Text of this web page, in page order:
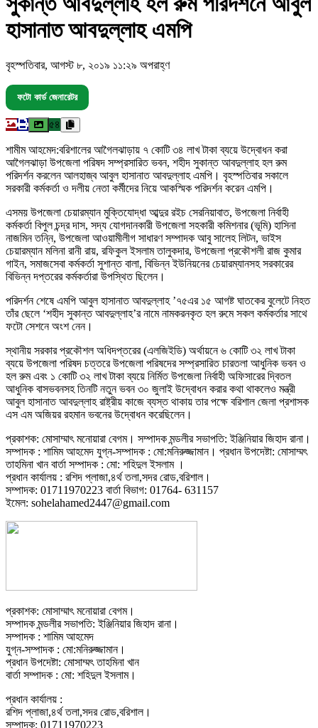
হাসানাত আবদুল্লাহ এমপি
বৃহস্পতিবার, আগস্ট ৮, ২০১৯ ১১:২৯ অপরাহ্ণ
ফটো কার্ড জেনারেটর
৫৪
শামীম আহমেদ:বরিশালের আগৈলঝাড়ায় ৭ কোটি ৩৪ লাখ টাকা ব্যয়ে উদ্বোধন করা
আগৈলঝাড়া উপজেলা পরিষদ সম্প্রসারিত ভবন, শহীদ সুকান্ত আবদুল্লাহ হল রুম
পরিদর্শন করলেন আলহাজ্ব আবুল হাসানাত আবদুল্লাহ এমপি। বৃহস্পতিবার সকালে
সরকারী কর্মকর্তা ও দলীয় নেতা কর্মীদের নিয়ে আকস্মিক পরিদর্শন করেন এমপি।
এসময় উপজেলা চেয়ারম্যান মুক্তিযোদ্ধা আব্দুর রইচ সেরনিয়াবাত, উপজেলা নির্বাহী
কর্মকর্তা বিপুল চন্দ্র দাস, সদ্য যোগদানকারী উপজেলা সহকারী কমিশনার (ভূমি) হাসিনা
নাজমিন তন্নি, উপজেলা আওয়ামীলীগ সাধারণ সম্পাদক আবু সালেহ লিটন, ভাইস
চেয়ারম্যান মলিনা রানী রায়, রফিকুল ইসলাম তালুকদার, উপজেলা প্রকৌশলী রাজ কুমার
গাইন, সমাজসেবা কর্মকর্তা সুশান্ত বালা, বিভিন্ন ইউনিয়নের চেয়ারম্যানসহ সরকারের
বিভিন্ন দপ্তরের কর্মকর্তারা উপস্থিত ছিলেন।
পরিদর্শন শেষে এমপি আবুল হাসানাত আবদুল্লাহ ’৭৫এর ১৫ আগষ্ট ঘাতকের বুলেটে নিহত
তাঁর ছেলে ‘শহীদ সুকান্ত আবদুল্লাহ’র নামে নামকরনকৃত হল রুমে সকল কর্মকর্তার সাথে
ফটো সেশনে অংশ নেন।
স্থানীয় সরকার প্রকৌশল অধিদপ্তরের (এলজিইডি) অর্থায়নে ৬ কোটি ৩২ লাখ টাকা
ব্যয়ে উপজেলা পরিষদ চত্তরে উপজেলা পরিষদের সম্প্রসারিত চারতলা আধুনিক ভবন ও
হল রুম এবং ১ কোটি ৩২ লাখ টাকা ব্যয়ে নির্মিত উপজেলা নির্বাহী অফিসারের দ্বিতল
আধুনিক বাসভবনসহ তিনটি নতুন ভবন ৩০ জুলাই উদ্বোধন করার কথা থাকলেও মন্ত্রী
আবুল হাসানাত আবদুল্লাহ রাষ্ট্রীয় কাজে ব্যস্ত থাকায় তার পক্ষে বরিশাল জেলা প্রশাসক
এস এম অজিয়র রহমান ভবনের উদ্বোধন করেছিলেন।
প্রকাশক: মোসাম্মাৎ মনোয়ারা বেগম। সম্পাদক মন্ডলীর সভাপতি: ইঞ্জিনিয়ার জিহাদ রানা।
সম্পাদক : শামিম আহমেদ যুগ্ন-সম্পাদক : মো:মনিরুজ্জামান। প্রধান উপদেষ্টা: মোসাম্মৎ
তাহমিনা খান বার্তা সম্পাদক : মো: শহিদুল ইসলাম ।
প্রধান কার্যালয় : রশিদ প্লাজা,৪র্থ তলা,সদর রোড,বরিশাল।
সম্পাদক: 01711970223 বার্তা বিভাগ: 01764- 631157
ইমেল: sohelahamed2447@gmail.com
প্রকাশক: মোসাম্মাৎ মনোয়ারা বেগম।
সম্পাদক মন্ডলীর সভাপতি: ইঞ্জিনিয়ার জিহাদ রানা।
সম্পাদক : শামিম আহমেদ
যুগ্ন-সম্পাদক : মো:মনিরুজ্জামান।
প্রধান উপদেষ্টা: মোসাম্মৎ তাহমিনা খান
বার্তা সম্পাদক : মো: শহিদুল ইসলাম।
প্রধান কার্যালয় :
রশিদ প্লাজা,৪র্থ তলা,সদর রোড,বরিশাল।
সম্পাদক: 01711970223